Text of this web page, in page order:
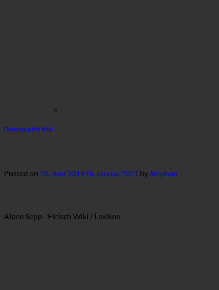
Fleischbegriffe Wiki
Posted on 26. Juni 201918. Januar 2021 byStephan
Alpen Sepp - Fleisch Wiki / Lexikon